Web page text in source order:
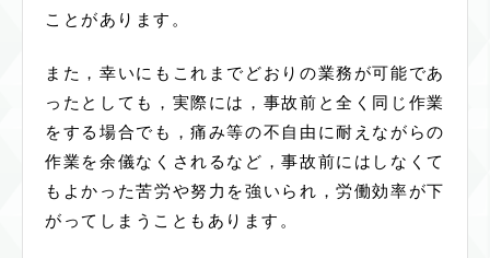
ことがあります。
また，幸いにもこれまでどおりの業務が可能であ
ったとしても，実際には，事故前と全く同じ作業
をする場合でも，痛み等の不自由に耐えながらの
作業を余儀なくされるなど，事故前にはしなくて
もよかった苦労や努力を強いられ，労働効率が下
がってしまうこともあります。